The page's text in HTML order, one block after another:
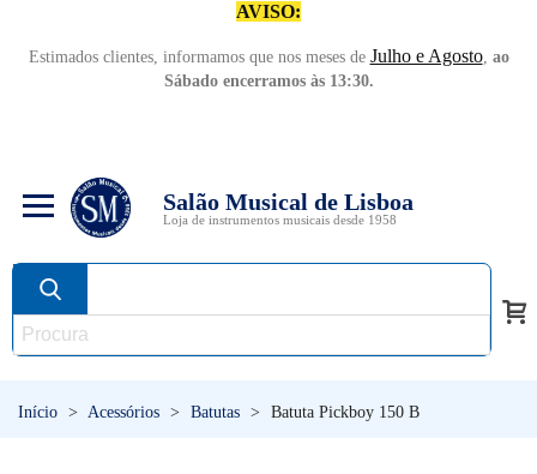
AVISO:
Estimados clientes, informamos que nos meses de Julho e Agosto, ao
Sábado encerramos às 13:30.
Salão Musical de Lisboa
Loja de instrumentos musicais desde 1958
Início > Acessórios > Batutas > Batuta Pickboy 150 B